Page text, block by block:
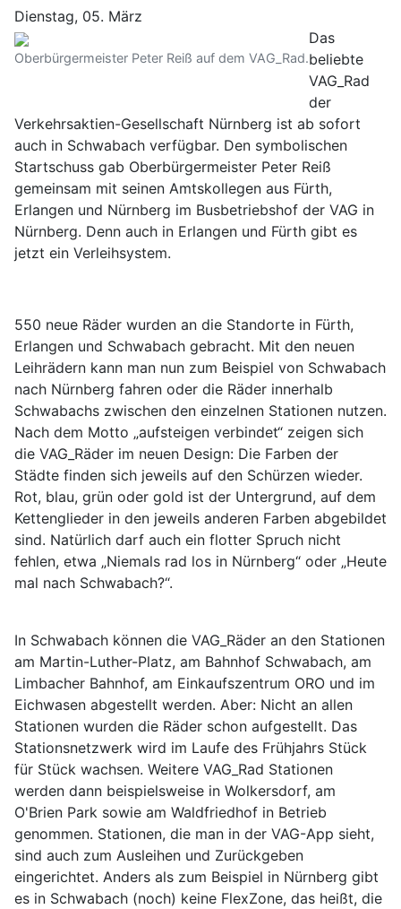
Dienstag, 05. März
Oberbürgermeister Peter Reiß auf dem VAG_Rad.
Das
beliebte
VAG_Rad
der
Verkehrsaktien-Gesellschaft Nürnberg ist ab sofort
auch in Schwabach verfügbar. Den symbolischen
Startschuss gab Oberbürgermeister Peter Reiß
gemeinsam mit seinen Amtskollegen aus Fürth,
Erlangen und Nürnberg im Busbetriebshof der VAG in
Nürnberg. Denn auch in Erlangen und Fürth gibt es
jetzt ein Verleihsystem.
550 neue Räder wurden an die Standorte in Fürth,
Erlangen und Schwabach gebracht. Mit den neuen
Leihrädern kann man nun zum Beispiel von Schwabach
nach Nürnberg fahren oder die Räder innerhalb
Schwabachs zwischen den einzelnen Stationen nutzen.
Nach dem Motto „aufsteigen verbindet“ zeigen sich
die VAG_Räder im neuen Design: Die Farben der
Städte finden sich jeweils auf den Schürzen wieder.
Rot, blau, grün oder gold ist der Untergrund, auf dem
Kettenglieder in den jeweils anderen Farben abgebildet
sind. Natürlich darf auch ein flotter Spruch nicht
fehlen, etwa „Niemals rad los in Nürnberg“ oder „Heute
mal nach Schwabach?“.
In Schwabach können die VAG_Räder an den Stationen
am Martin-Luther-Platz, am Bahnhof Schwabach, am
Limbacher Bahnhof, am Einkaufszentrum ORO und im
Eichwasen abgestellt werden. Aber: Nicht an allen
Stationen wurden die Räder schon aufgestellt. Das
Stationsnetzwerk wird im Laufe des Frühjahrs Stück
für Stück wachsen. Weitere VAG_Rad Stationen
werden dann beispielsweise in Wolkersdorf, am
O'Brien Park sowie am Waldfriedhof in Betrieb
genommen. Stationen, die man in der VAG-App sieht,
sind auch zum Ausleihen und Zurückgeben
eingerichtet. Anders als zum Beispiel in Nürnberg gibt
es in Schwabach (noch) keine FlexZone, das heißt, die